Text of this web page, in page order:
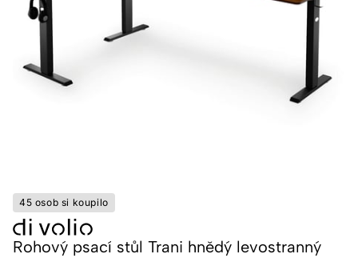
45 osob si koupilo
Rohový psací stůl Trani hnědý levostranný